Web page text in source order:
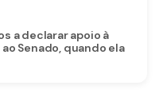
a declarar apoio à
Senado, quando ela